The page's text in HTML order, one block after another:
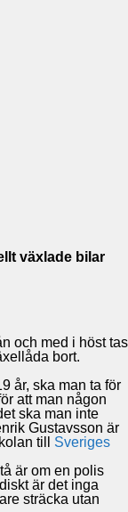
växlade bilar
och med i höst tas
bort.
år, ska man ta för
att man någon
ska man inte
Gustavsson är
till Sveriges
är om en polis
är det inga
sträcka utan